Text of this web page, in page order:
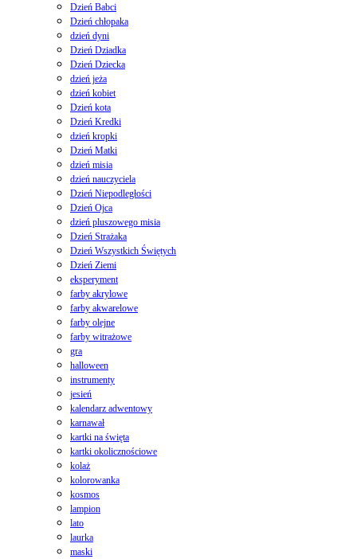
Dzień Babci
Dzień chłopaka
dzień dyni
Dzień Dziadka
Dzień Dziecka
dzień jeża
dzień kobiet
Dzień kota
Dzień Kredki
dzień kropki
Dzień Matki
dzień misia
dzień nauczyciela
Dzień Niepodległości
Dzień Ojca
dzień pluszowego misia
Dzień Strażaka
Dzień Wszystkich Świętych
Dzień Ziemi
eksperyment
farby akrylowe
farby akwarelowe
farby olejne
farby witrażowe
gra
halloween
instrumenty
jesień
kalendarz adwentowy
karnawał
kartki na święta
kartki okolicznościowe
kolaż
kolorowanka
kosmos
lampion
lato
laurka
maski